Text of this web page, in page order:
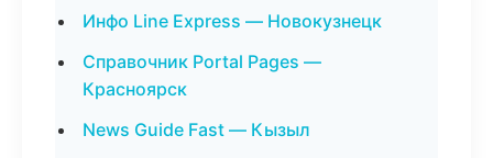
Инфо Line Express — Новокузнецк
Справочник Portal Pages —
Красноярск
News Guide Fast — Кызыл